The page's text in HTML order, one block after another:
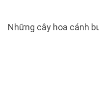
Những cây hoa cánh